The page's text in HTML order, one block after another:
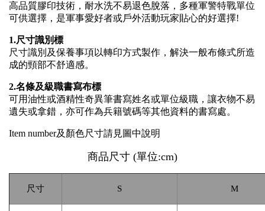
高品質膠印技術，耐水洗不易退色脫落，多種軍警特戰單位
可供選擇，是軍事愛好者或戶外活動玩家貼心的好選擇!
1.尺寸識別標
尺寸識別及保養事項以轉印方式製作，解決一般布條式所造
成的頸部不舒適感。
2.名條及級職書寫布標
可用油性或酒精性奇異筆書寫姓名或單位級職，讓衣物不易
遺失或拿錯，亦可作為兵籍號碼等其他資料的書寫處。
Item number及顏色尺寸請見圖中說明
商品尺寸 (單位:cm)
尺寸 S M